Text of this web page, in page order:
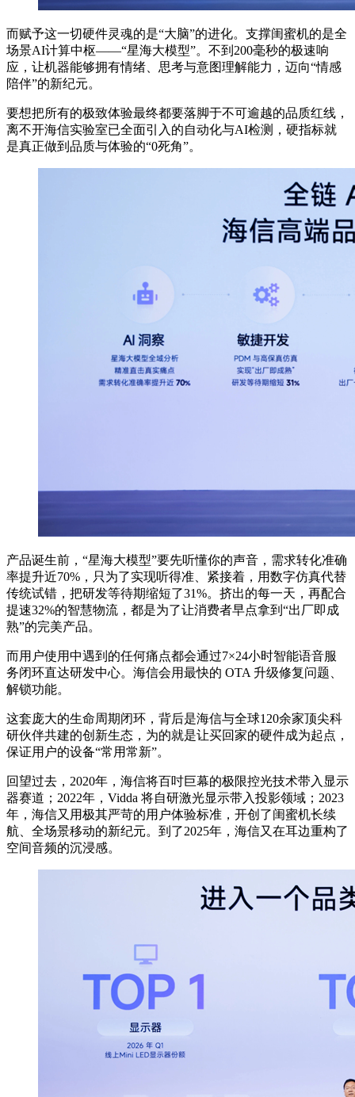
而赋予这一切硬件灵魂的是“大脑”的进化。支撑闺蜜机的是全
场景AI计算中枢——“星海大模型”。不到200毫秒的极速响
应，让机器能够拥有情绪、思考与意图理解能力，迈向“情感
陪伴”的新纪元。
要想把所有的极致体验最终都要落脚于不可逾越的品质红线，
离不开海信实验室已全面引入的自动化与AI检测，硬指标就
是真正做到品质与体验的“0死角”。
产品诞生前，“星海大模型”要先听懂你的声音，需求转化准确
率提升近70%，只为了实现听得准、紧接着，用数字仿真代替
传统试错，把研发等待期缩短了31%。挤出的每一天，再配合
提速32%的智慧物流，都是为了让消费者早点拿到“出厂即成
熟”的完美产品。
而用户使用中遇到的任何痛点都会通过7×24小时智能语音服
务闭环直达研发中心。海信会用最快的 OTA 升级修复问题、
解锁功能。
这套庞大的生命周期闭环，背后是海信与全球120余家顶尖科
研伙伴共建的创新生态，为的就是让买回家的硬件成为起点，
保证用户的设备“常用常新”。
回望过去，2020年，海信将百吋巨幕的极限控光技术带入显⽰
器赛道；2022年，Vidda 将自研激光显⽰带入投影领域；2023
年，海信又用极其严苛的用户体验标准，开创了闺蜜机长续
航、全场景移动的新纪元。到了2025年，海信又在耳边重构了
空间音频的沉浸感。